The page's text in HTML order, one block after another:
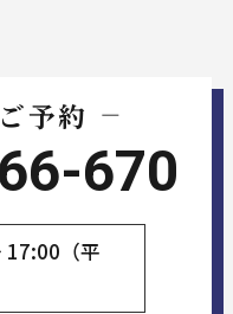
予約
670
17:00（平